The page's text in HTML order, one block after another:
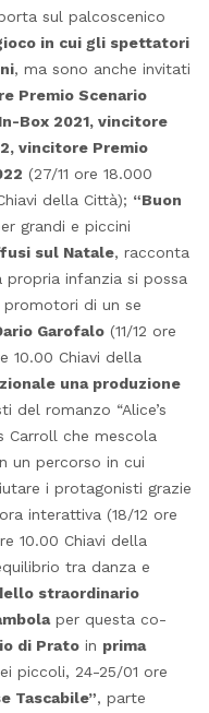
sul palcoscenico
in cui gli spettatori
, ma sono anche invitati
Premio Scenario
Box 2021, vincitore
vincitore Premio
(27/11 ore 18.000
della Città); “Buon
grandi e piccini
sul Natale, racconta
infanzia si possa
promotori di un se
Garofalo(11/12 ore
10.00 Chiavi della
una produzione
del romanzo “Alice’s
Carroll che mescola
un percorso in cui
i protagonisti grazie
interattiva (18/12 ore
10.00 Chiavi della
tra danza e
straordinario
per questa co-
di Pratoin prima
piccoli, 24-25/01 ore
Tascabile”, parte